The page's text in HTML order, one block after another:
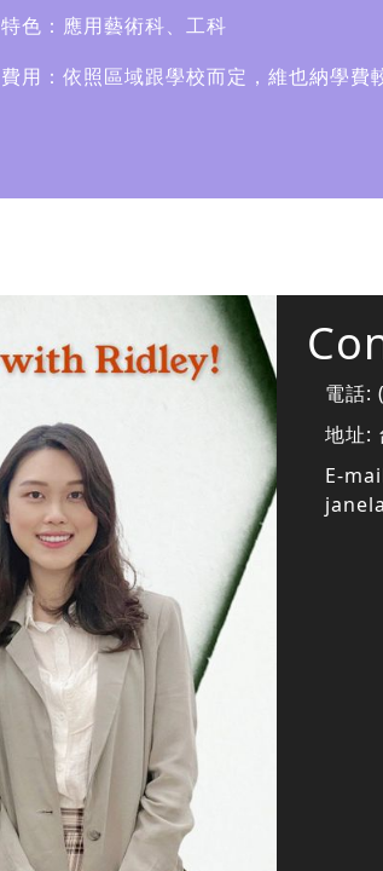
特色：應用藝術科、工科
費用：依照區域跟學校而定，維也納學費
電話:
地址:
E-